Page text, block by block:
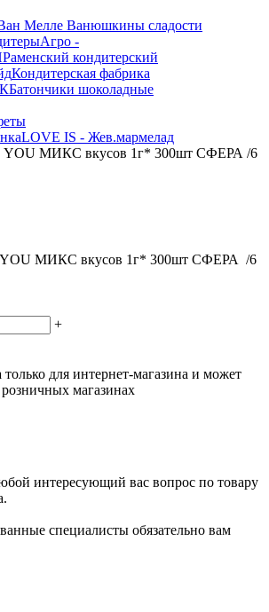
Мелле Ванюшкины сладости
Агро -
Раменский кондитерский
Кондитерская фабрика
Батончики шоколадные
LOVE IS - Жев.мармелад
YOU МИКС вкусов 1г* 300шт СФЕРА /6
YOU МИКС вкусов 1г* 300шт СФЕРА /6
+
для интернет-магазина и может
магазинах
интересующий вас вопрос по товару
специалисты обязательно вам